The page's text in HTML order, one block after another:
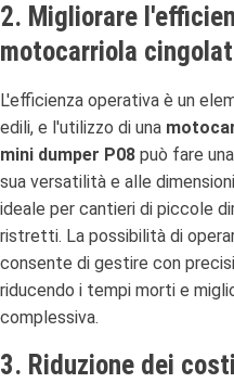
2. Migliorare
motocarriola
L'efficienza operativa è un
edili, e l'utilizzo di una
mini dumper P08 può fare
sua versatilità e alle
ideale per cantieri di piccole
ristretti. La possibilità di
consente di gestire con
riducendo i tempi morti e
complessiva.
3. Riduzione dei